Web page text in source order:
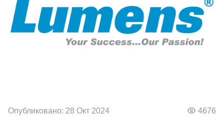
Опубликовано: 28 Окт 2024 4676